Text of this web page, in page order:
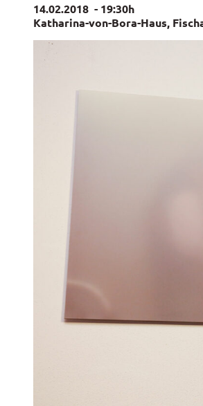
14.02.2018 - 19:30h
Katharina-von-Bora-Haus,